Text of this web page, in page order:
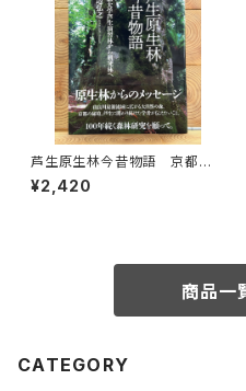
芦生原生林今昔物語 京都大
学芦生演習林から研究林へ
¥2,420
商品一
CATEGORY